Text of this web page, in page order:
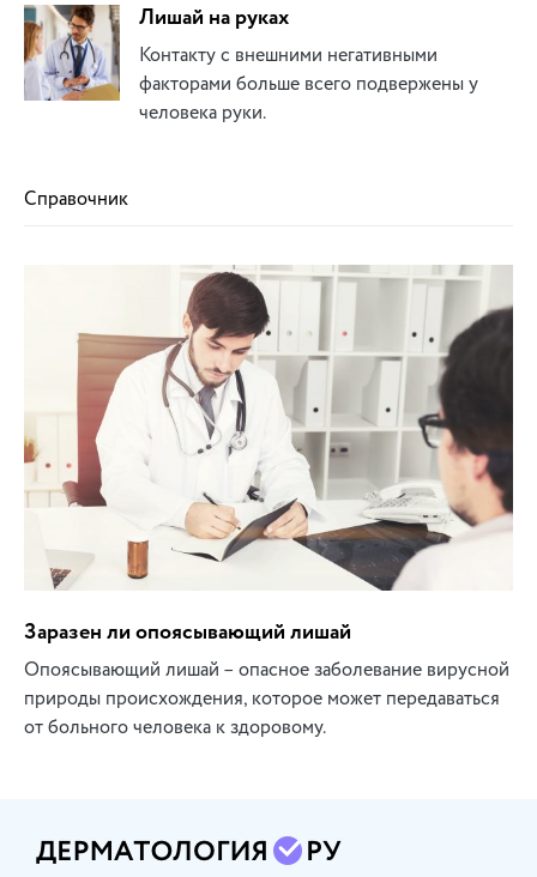
Лишай на руках
Контакту с внешними негативными
факторами больше всего подвержены у
человека руки.
Справочник
Заразен ли опоясывающий лишай
Опоясывающий лишай – опасное заболевание вирусной
природы происхождения, которое может передаваться
от больного человека к здоровому.